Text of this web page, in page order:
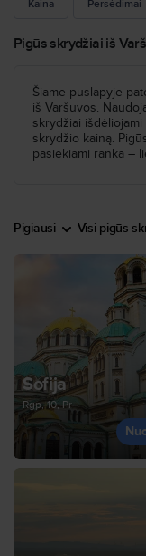
Kaina Persėdimai
Pigūs skrydžiai iš
Šiame puslapyje
iš Varšuvos.
skrydžiai
skrydžio kainą.
pasiekiami ranka –
Pigiausi Visi pigūs
Sofija
Rgp, 10, Pr